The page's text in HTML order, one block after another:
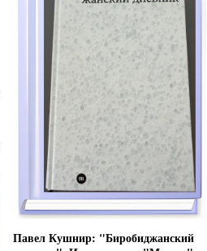
Павел Кушнир: "Биробиджанский